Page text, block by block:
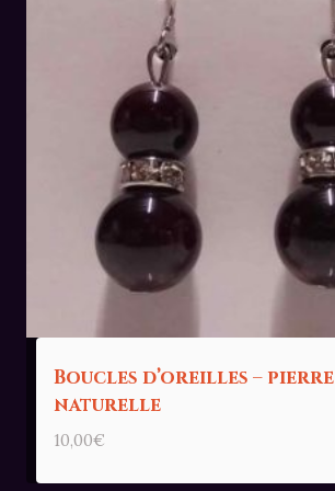
Boucles d’oreilles – pierre
naturelle
10,00€